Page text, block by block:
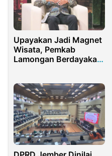
Upayakan Jadi Magnet
Wisata, Pemkab
Lamongan Berdayakan